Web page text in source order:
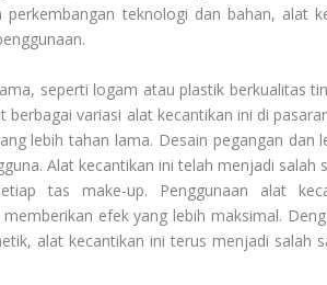
perkembangan teknologi dan bahan, alat
seperti logam atau plastik berkualitas
berbagai variasi alat kecantikan ini di
lebih tahan lama. Desain pegangan dan
Alat kecantikan ini telah menjadi
tas make-up. Penggunaan alat
efek yang lebih maksimal.
alat kecantikan ini terus menjadi salah